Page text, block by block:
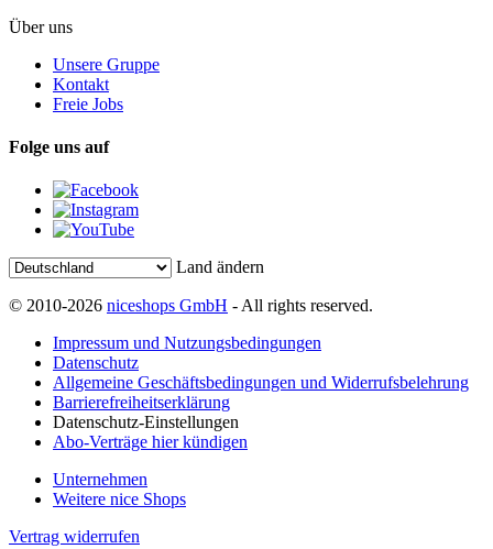
Über uns
Unsere Gruppe
Kontakt
Freie Jobs
Folge uns auf
Land ändern
© 2010-2026 niceshops GmbH - All rights reserved.
Impressum und Nutzungsbedingungen
Datenschutz
Allgemeine Geschäftsbedingungen und Widerrufsbelehrung
Barrierefreiheitserklärung
Datenschutz-Einstellungen
Abo-Verträge hier kündigen
Unternehmen
Weitere nice Shops
Vertrag widerrufen